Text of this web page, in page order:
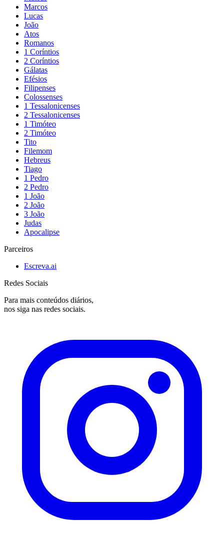
Marcos
Lucas
João
Atos
Romanos
1 Coríntios
2 Coríntios
Gálatas
Efésios
Filipenses
Colossenses
1 Tessalonicenses
2 Tessalonicenses
1 Timóteo
2 Timóteo
Tito
Filemom
Hebreus
Tiago
1 Pedro
2 Pedro
1 João
2 João
3 João
Judas
Apocalipse
Parceiros
Escreva.ai
Redes Sociais
Para mais conteúdos diários,
nos siga nas redes sociais.